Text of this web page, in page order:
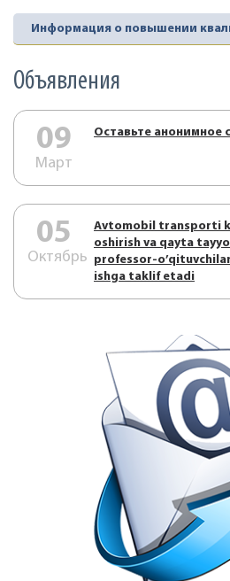
Информация о повышении
Объявления
09
Март
Оставьте анонимное
05
Октябрь
Аvtоmоbil trаnspоrti
оshirish vа qаytа
prоfеssоr-
ishgа tаklif etаdi